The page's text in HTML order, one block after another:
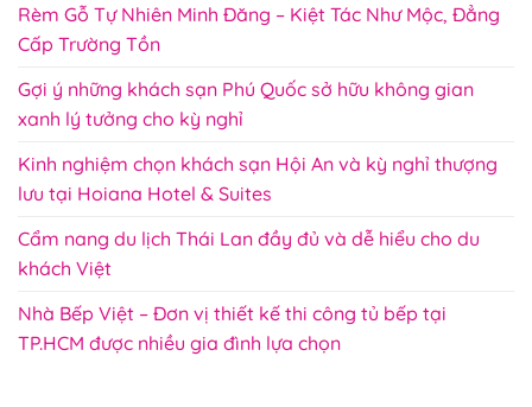
Rèm Gỗ Tự Nhiên Minh Đăng – Kiệt Tác Như Mộc, Đẳng
Cấp Trường Tồn
Gợi ý những khách sạn Phú Quốc sở hữu không gian
xanh lý tưởng cho kỳ nghỉ
Kinh nghiệm chọn khách sạn Hội An và kỳ nghỉ thượng
lưu tại Hoiana Hotel & Suites
Cẩm nang du lịch Thái Lan đầy đủ và dễ hiểu cho du
khách Việt
Nhà Bếp Việt – Đơn vị thiết kế thi công tủ bếp tại
TP.HCM được nhiều gia đình lựa chọn